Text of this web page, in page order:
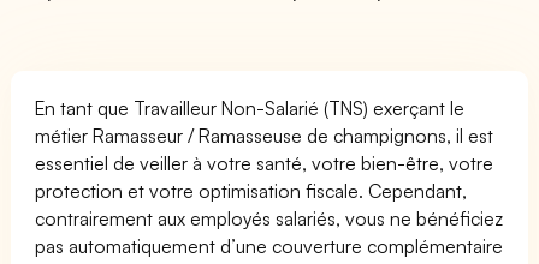
En tant que Travailleur Non-Salarié (TNS) exerçant le
métier Ramasseur / Ramasseuse de champignons, il est
essentiel de veiller à votre santé, votre bien-être, votre
protection et votre optimisation fiscale. Cependant,
contrairement aux employés salariés, vous ne bénéficiez
pas automatiquement d’une couverture complémentaire